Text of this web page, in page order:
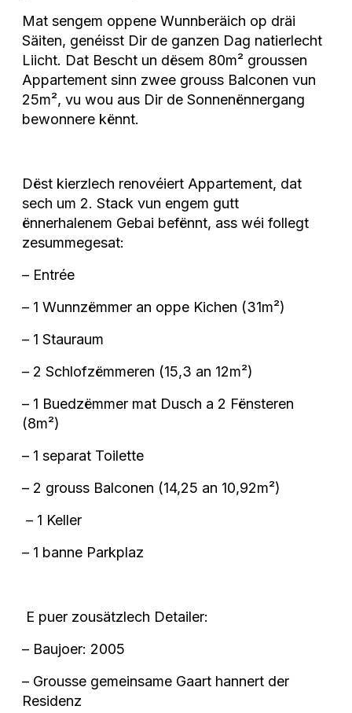
Mat sengem oppene Wunnberäich op dräi
Säiten, genéisst Dir de ganzen Dag natierlecht
Liicht. Dat Bescht un dësem 80m² groussen
Appartement sinn zwee grouss Balconen vun
25m², vu wou aus Dir de Sonnenënnergang
bewonnere kënnt.
Dëst kierzlech renovéiert Appartement, dat
sech um 2. Stack vun engem gutt
ënnerhalenem Gebai befënnt, ass wéi follegt
zesummegesat:
– Entrée
– 1 Wunnzëmmer an oppe Kichen (31m²)
– 1 Stauraum
– 2 Schlofzëmmeren (15,3 an 12m²)
– 1 Buedzëmmer mat Dusch a 2 Fënsteren
(8m²)
– 1 separat Toilette
– 2 grouss Balconen (14,25 an 10,92m²)
– 1 Keller
– 1 banne Parkplaz
E puer zousätzlech Detailer:
– Baujoer: 2005
– Grousse gemeinsame Gaart hannert der
Residenz